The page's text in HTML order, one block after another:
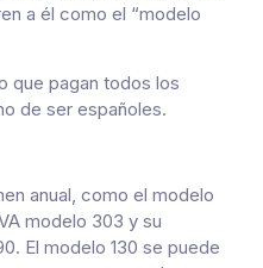
a él como el “modelo
que pagan todos los
de ser españoles.
anual, como el modelo
modelo 303 y su
El modelo 130 se puede